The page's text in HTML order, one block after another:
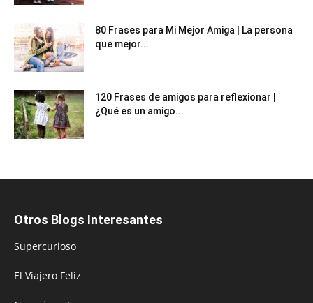
80 Frases para Mi Mejor Amiga | La persona
que mejor...
120 Frases de amigos para reflexionar |
¿Qué es un amigo...
Otros Blogs Interesantes
Supercurioso
El Viajero Feliz